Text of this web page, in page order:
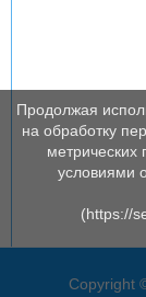
Copyright
Продолжая
на обработку
условиями
(https://